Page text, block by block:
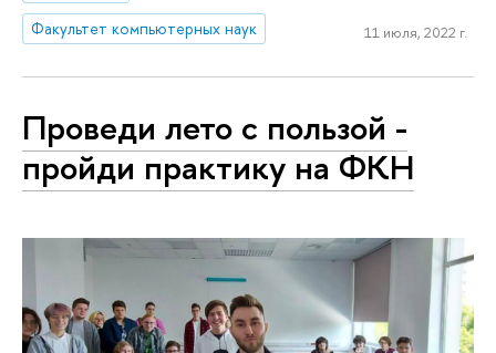
Факультет компьютерных наук
11 июля, 2022 г.
Проведи лето с пользой -
пройди практику на ФКН